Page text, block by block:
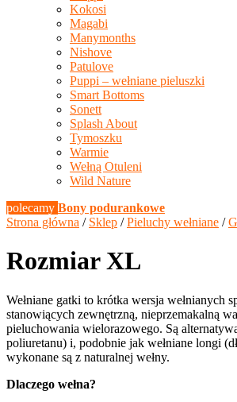
Kokosi
Magabi
Manymonths
Nishove
Patulove
Puppi – wełniane pieluszki
Smart Bottoms
Sonett
Splash About
Tymoszku
Warmie
Wełną Otuleni
Wild Nature
polecamy Bony podurankowe
Strona główna / Sklep /Pieluchy wełniane /
Rozmiar XL
Wełniane gatki to krótka wersja wełnianych
stanowiących zewnętrzną, nieprzemakalną
pieluchowania wielorazowego. Są
poliuretanu) i, podobnie jak wełniane longi
wykonane są z naturalnej wełny.
Dlaczego wełna?